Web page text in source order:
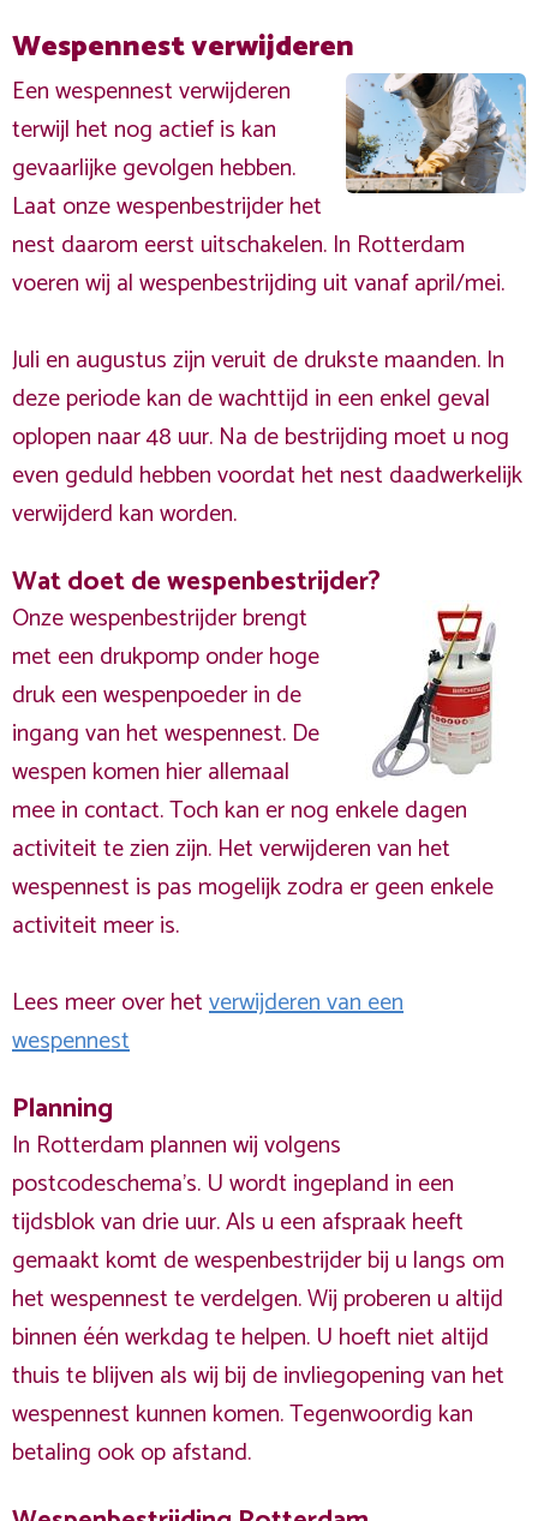
Wespennest verwijderen
Een wespennest verwijderen
terwijl het nog actief is kan
gevaarlijke gevolgen hebben.
Laat onze wespenbestrijder het
nest daarom eerst uitschakelen. In Rotterdam
voeren wij al wespenbestrijding uit vanaf april/mei.
Juli en augustus zijn veruit de drukste maanden. In
deze periode kan de wachttijd in een enkel geval
oplopen naar 48 uur. Na de bestrijding moet u nog
even geduld hebben voordat het nest daadwerkelijk
verwijderd kan worden.
Wat doet de wespenbestrijder?
Onze wespenbestrijder brengt
met een drukpomp onder hoge
druk een wespenpoeder in de
ingang van het wespennest. De
wespen komen hier allemaal
mee in contact. Toch kan er nog enkele dagen
activiteit te zien zijn. Het verwijderen van het
wespennest is pas mogelijk zodra er geen enkele
activiteit meer is.
Lees meer over hetverwijderen van een
wespennest
Planning
In Rotterdam plannen wij volgens
postcodeschema's. U wordt ingepland in een
tijdsblok van drie uur. Als u een afspraak heeft
gemaakt komt de wespenbestrijder bij u langs om
het wespennest te verdelgen. Wij proberen u altijd
binnen één werkdag te helpen. U hoeft niet altijd
thuis te blijven als wij bij de invliegopening van het
wespennest kunnen komen. Tegenwoordig kan
betaling ook op afstand.